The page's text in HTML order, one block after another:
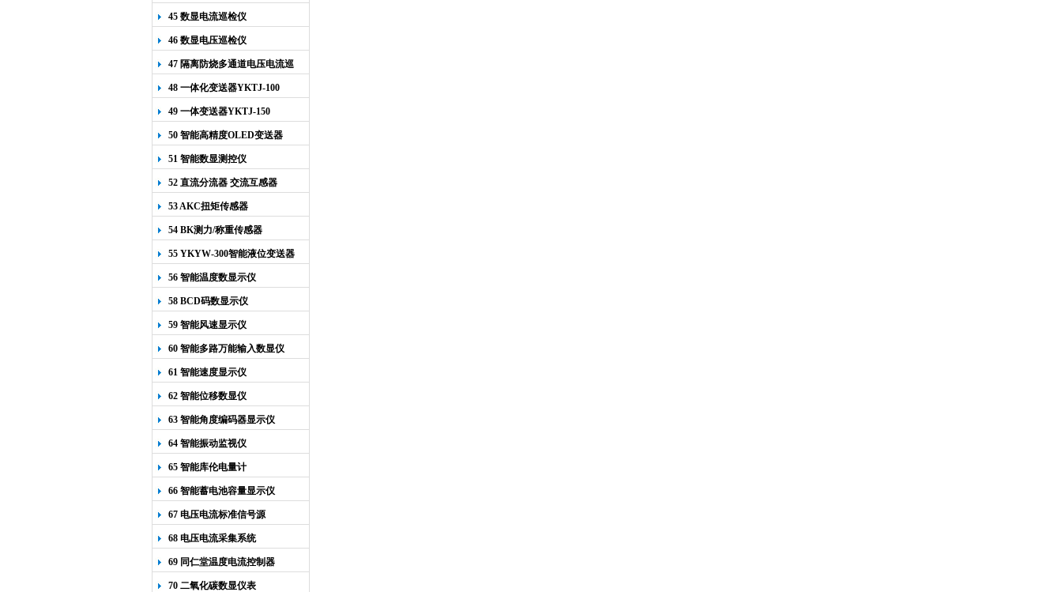
45 数显电流巡检仪
46 数显电压巡检仪
47 隔离防烧多通道电压电流巡
检仪
48 一体化变送器YKTJ-100
49 一体变送器YKTJ-150
50 智能高精度OLED变送器
YK-218
51 智能数显测控仪
52 直流分流器 交流互感器
53 AKC扭矩传感器
54 BK测力/称重传感器
55 YKYW-300智能液位变送器
56 智能温度数显示仪
58 BCD码数显示仪
59 智能风速显示仪
60 智能多路万能输入数显仪
61 智能速度显示仪
62 智能位移数显仪
63 智能角度编码器显示仪
64 智能振动监视仪
65 智能库伦电量计
66 智能蓄电池容量显示仪
67 电压电流标准信号源
68 电压电流采集系统
69 同仁堂温度电流控制器
70 二氧化碳数显仪表